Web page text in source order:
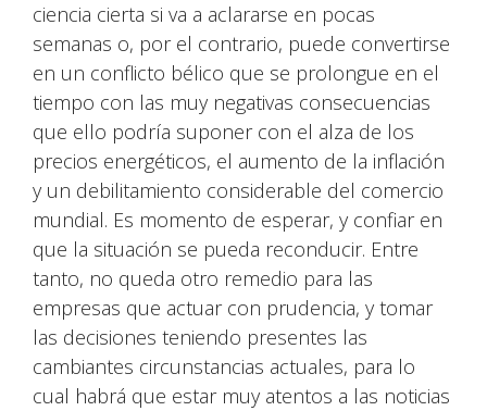
ciencia cierta si va a aclararse en pocas
semanas o, por el contrario, puede convertirse
en un conflicto bélico que se prolongue en el
tiempo con las muy negativas consecuencias
que ello podría suponer con el alza de los
precios energéticos, el aumento de la inflación
y un debilitamiento considerable del comercio
mundial. Es momento de esperar, y confiar en
que la situación se pueda reconducir. Entre
tanto, no queda otro remedio para las
empresas que actuar con prudencia, y tomar
las decisiones teniendo presentes las
cambiantes circunstancias actuales, para lo
cual habrá que estar muy atentos a las noticias